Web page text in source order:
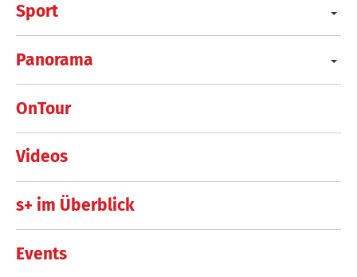
Sport
Panorama
OnTour
Videos
s+ im Überblick
Events